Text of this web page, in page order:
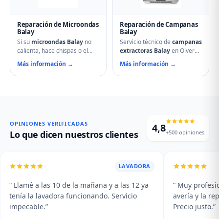
Reparación de Microondas
Balay
Si su microondas Balay no
calienta, hace chispas o el
plato no gira, contacte con
nuestro servicio técnico en
Olvera. Reparamos
Más información →
Reparación de Campanas
Balay
Servicio técnico de campanas
extractoras Balayen Olvera.
Reparamos motores,
problemas de aspiración,
filtros de carbón activo
Más información →
OPINIONES VERIFICADAS
Lo que dicen nuestros clientes 4,8+500 opiniones
LAVADORA
“ Llamé a las 10 de la mañana y a las 12 ya
tenía la lavadora funcionando. Servicio
impecable.”
“ Muy
avería y la
Precio justo.”